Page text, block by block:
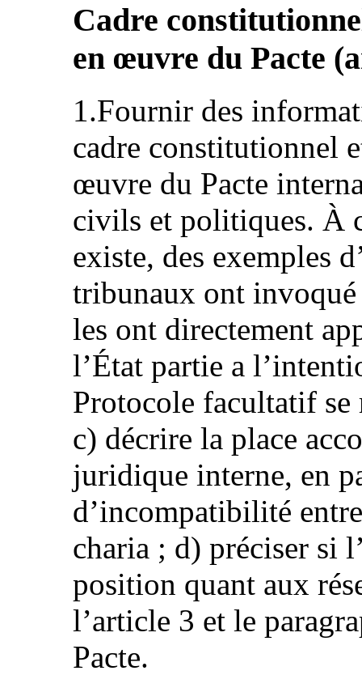
Cadre
en œuvre du Pacte
1.Fournir des
cadre constitutionnel
œuvre du Pacte
civils et politiques. À
existe, des exemples
tribunaux ont
les ont directement
l’État partie a
Protocole facultatif se
c) décrire la place
juridique interne, en
d’incompatibilité
charia ; d) préciser si
position quant aux
l’article 3 et le
Pacte.